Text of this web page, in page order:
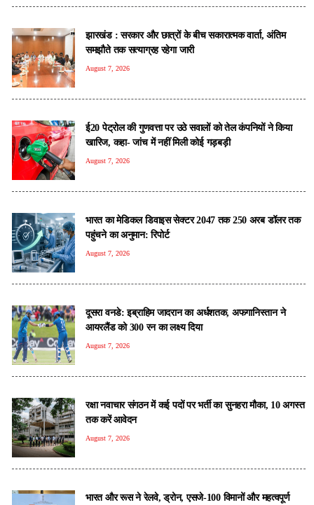
झारखंड : सरकार और छात्रों के बीच सकारात्मक वार्ता, अंतिम
समझौते तक सत्याग्रह रहेगा जारी
August 7, 2026
ई20 पेट्रोल की गुणवत्ता पर उठे सवालों को तेल कंपनियों ने किया
खारिज, कहा- जांच में नहीं मिली कोई गड़बड़ी
August 7, 2026
भारत का मेडिकल डिवाइस सेक्टर 2047 तक 250 अरब डॉलर तक
पहुंचने का अनुमान: रिपोर्ट
August 7, 2026
दूसरा वनडे: इब्राहिम जादरान का अर्धशतक, अफगानिस्तान ने
आयरलैंड को 300 रन का लक्ष्य दिया
August 7, 2026
रक्षा नवाचार संगठन में कई पदों पर भर्ती का सुनहरा मौका, 10 अगस्त
तक करें आवेदन
August 7, 2026
भारत और रूस ने रेलवे, ड्रोन, एसजे-100 विमानों और महत्वपूर्ण